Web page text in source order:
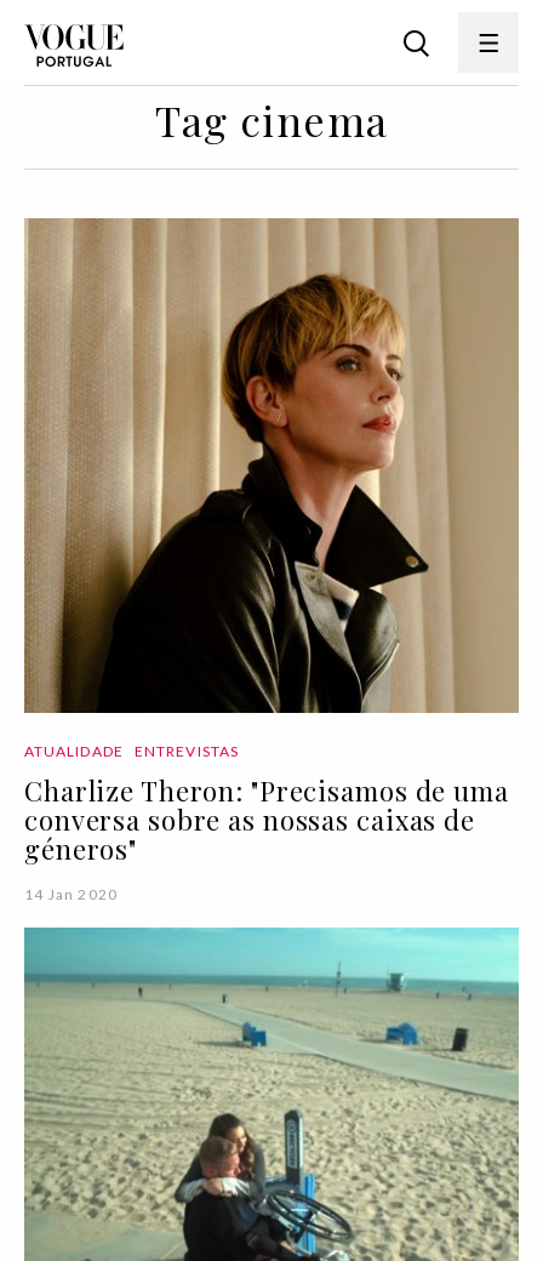
Tag cinema
ATUALIDADE ENTREVISTAS
Charlize Theron: "Precisamos de uma
conversa sobre as nossas caixas de
géneros"
14 Jan 2020